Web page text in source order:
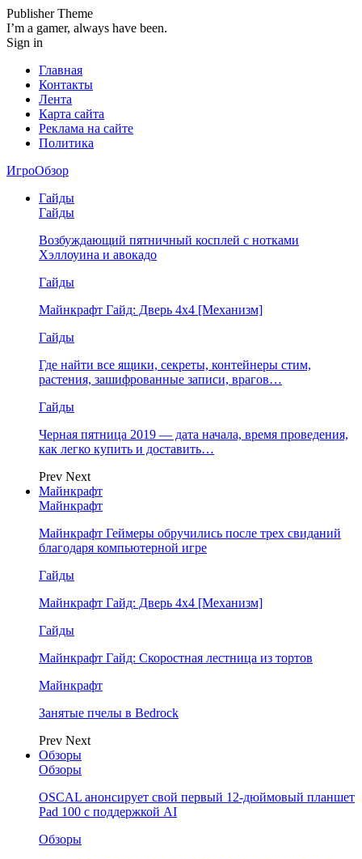
Publisher Theme
I’m a gamer, always have been.
Sign in
Главная
Контакты
Лента
Карта сайта
Реклама на сайте
Политика
ИгроОбзор
Гайды
Гайды
Возбуждающий пятничный косплей с нотками
Хэллоуина и авокадо
Гайды
Майнкрафт Гайд: Дверь 4х4 [Механизм]
Гайды
Где найти все ящики, секреты, контейнеры стим,
растения, зашифрованные записи, врагов…
Гайды
Черная пятница 2019 — дата начала, время проведения,
как легко купить и доставить…
Prev Next
Майнкрафт
Майнкрафт
Майнкрафт Геймеры обручились после трех свиданий
благодаря компьютерной игре
Гайды
Майнкрафт Гайд: Дверь 4х4 [Механизм]
Гайды
Майнкрафт Гайд: Скоростная лестница из тортов
Майнкрафт
Занятые пчелы в Bedrock
Prev Next
Обзоры
Обзоры
OSCAL анонсирует свой первый 12-дюймовый планшет
Pad 100 с поддержкой AI
Обзоры